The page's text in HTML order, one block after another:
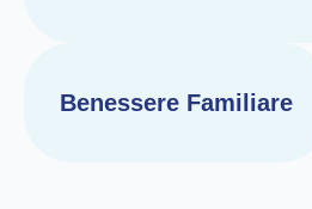
Benessere Familiare